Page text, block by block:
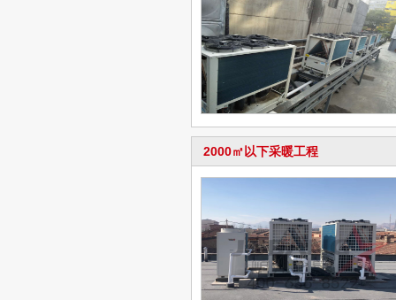
2000㎡以下采暖工程